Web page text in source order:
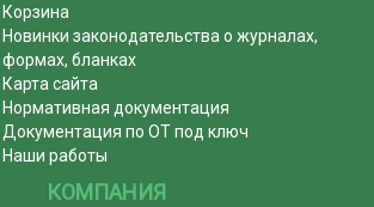
Корзина
Новинки законодательства о журналах,
формах, бланках
Карта сайта
Нормативная документация
Документация по ОТ под ключ
Наши работы
КОМПАНИЯ